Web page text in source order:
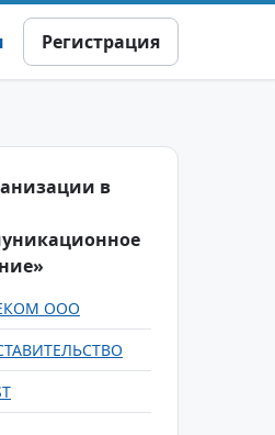
Регистрация
в
ООО